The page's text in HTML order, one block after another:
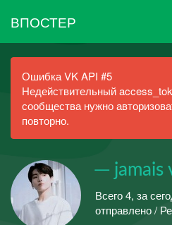
ВПОСТЕР
Ошибка VK API #5
Недействительный
сообщества нужно
повторно.
─ jamais
Всего 4, за
отправлено /